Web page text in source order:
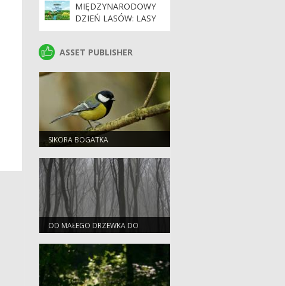
MIĘDZYNARODOWY
DZIEŃ LASÓW: LASY
DLA GOSPODARKI I
ASSET PUBLISHER
ASSET PUBLISHER
SIKORA BOGATKA
OD MAŁEGO DRZEWKA DO
WIELKIEGO LASU